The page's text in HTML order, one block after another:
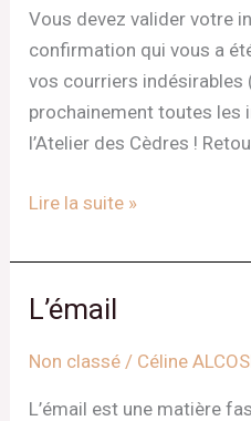
Vous devez valider votre
confirmation qui vous a
vos courriers indésirables
prochainement toutes les
l’Atelier des Cèdres !
finaliser
votre
inscription
à
notre
Merci
Lire la suite »
L’émail
Non classé / Céline
L’émail est une matière
L’émail